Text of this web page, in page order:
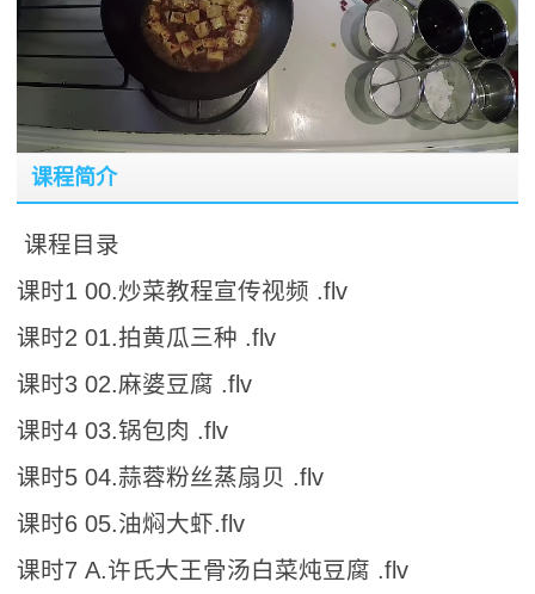
课程简介
课程目录
课时1 00.炒菜教程宣传视频 .flv
课时2 01.拍黄瓜三种 .flv
课时3 02.麻婆豆腐 .flv
课时4 03.锅包肉 .flv
课时5 04.蒜蓉粉丝蒸扇贝 .flv
课时6 05.油焖大虾.flv
课时7 A.许氏大王骨汤白菜炖豆腐 .flv